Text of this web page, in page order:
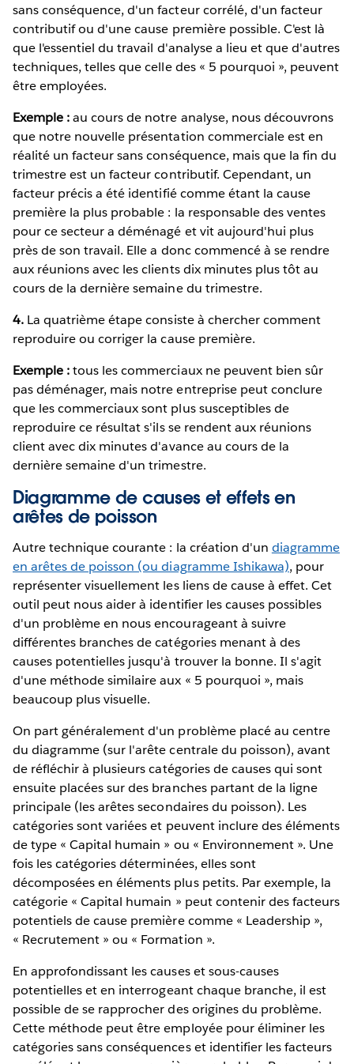
sans conséquence, d'un facteur corrélé, d'un facteur
contributif ou d'une cause première possible. C'est là
que l'essentiel du travail d'analyse a lieu et que d'autres
techniques, telles que celle des « 5 pourquoi », peuvent
être employées.
Exemple :au cours de notre analyse, nous découvrons
que notre nouvelle présentation commerciale est en
réalité un facteur sans conséquence, mais que la fin du
trimestre est un facteur contributif. Cependant, un
facteur précis a été identifié comme étant la cause
première la plus probable : la responsable des ventes
pour ce secteur a déménagé et vit aujourd'hui plus
près de son travail. Elle a donc commencé à se rendre
aux réunions avec les clients dix minutes plus tôt au
cours de la dernière semaine du trimestre.
4. La quatrième étape consiste à chercher comment
reproduire ou corriger la cause première.
Exemple :tous les commerciaux ne peuvent bien sûr
pas déménager, mais notre entreprise peut conclure
que les commerciaux sont plus susceptibles de
reproduire ce résultat s'ils se rendent aux réunions
client avec dix minutes d'avance au cours de la
dernière semaine d'un trimestre.
Diagramme de causes et effets en
arêtes de poisson
Autre technique courante : la création d'un diagramme
en arêtes de poisson (ou diagramme Ishikawa), pour
représenter visuellement les liens de cause à effet. Cet
outil peut nous aider à identifier les causes possibles
d'un problème en nous encourageant à suivre
différentes branches de catégories menant à des
causes potentielles jusqu'à trouver la bonne. Il s'agit
d'une méthode similaire aux « 5 pourquoi », mais
beaucoup plus visuelle.
On part généralement d'un problème placé au centre
du diagramme (sur l'arête centrale du poisson), avant
de réfléchir à plusieurs catégories de causes qui sont
ensuite placées sur des branches partant de la ligne
principale (les arêtes secondaires du poisson). Les
catégories sont variées et peuvent inclure des éléments
de type « Capital humain » ou « Environnement ». Une
fois les catégories déterminées, elles sont
décomposées en éléments plus petits. Par exemple, la
catégorie « Capital humain » peut contenir des facteurs
potentiels de cause première comme « Leadership »,
« Recrutement » ou « Formation ».
En approfondissant les causes et sous-causes
potentielles et en interrogeant chaque branche, il est
possible de se rapprocher des origines du problème.
Cette méthode peut être employée pour éliminer les
catégories sans conséquences et identifier les facteurs